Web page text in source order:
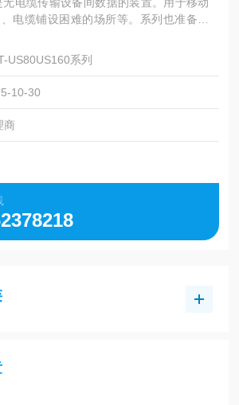
电缆铺设困难的场所等。系列也准备了
US80US160系列
10-30
商